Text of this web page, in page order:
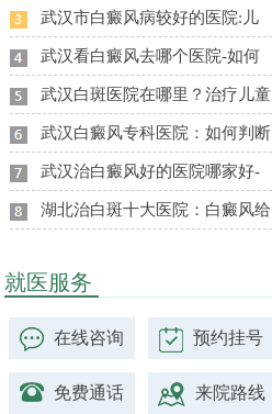
武汉市白癜风病较好的医院:儿
武汉看白癜风去哪个医院-如何
武汉白斑医院在哪里？治疗儿童
武汉白癜风专科医院：如何判断
武汉治白癜风好的医院哪家好-
湖北治白斑十大医院：白癜风给
就医服务
在线咨询 预约挂号
免费通话 来院路线